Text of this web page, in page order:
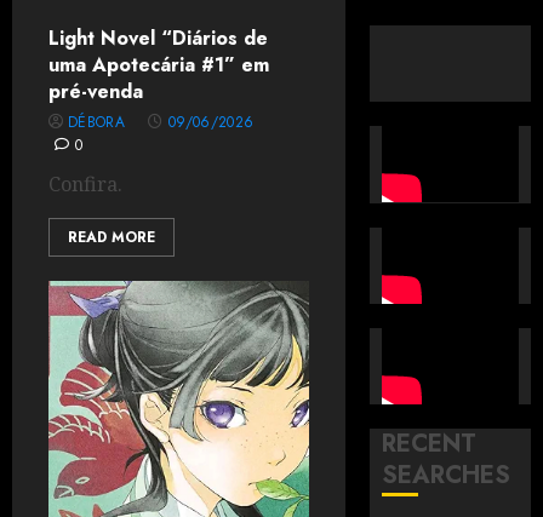
Light Novel “Diários de
uma Apotecária #1” em
pré-venda
DÉBORA
09/06/2026
0
Confira.
READ MORE
RECENT
SEARCHES